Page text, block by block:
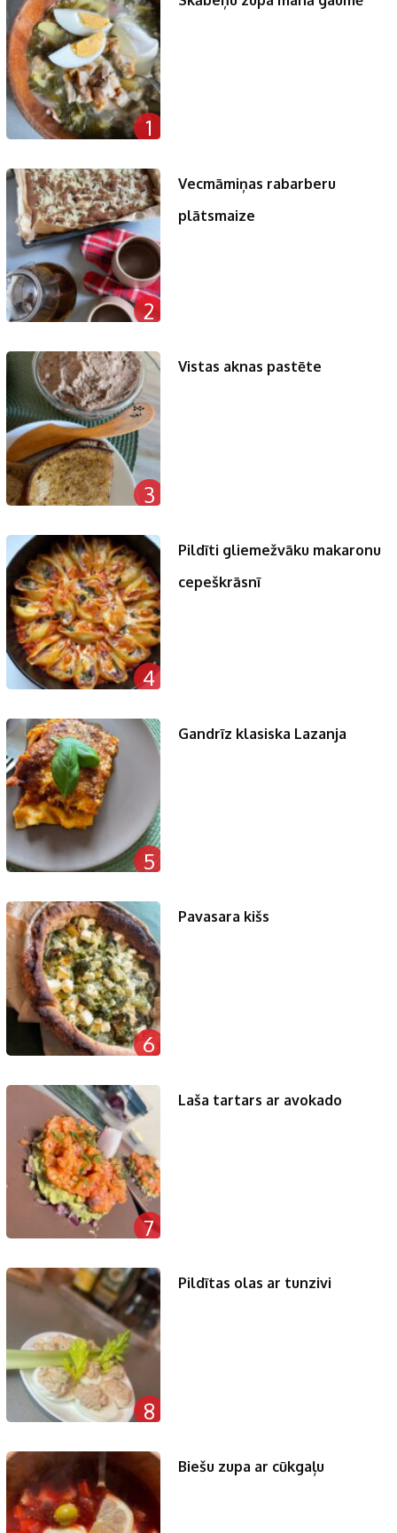
1
2
Vecmāmiņas rabarberu
plātsmaize
3
Vistas aknas pastēte
4
Pildīti gliemežvāku makaronu
cepeškrāsnī
5
Gandrīz klasiska Lazanja
6
Pavasara kišs
7
Laša tartars ar avokado
8
Pildītas olas ar tunzivi
Biešu zupa ar cūkgaļu